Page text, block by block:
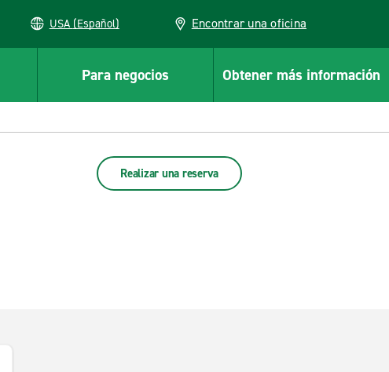
USA (Español) Encontrar una oficina
Para negocios Obtener más información
Realizar una reserva